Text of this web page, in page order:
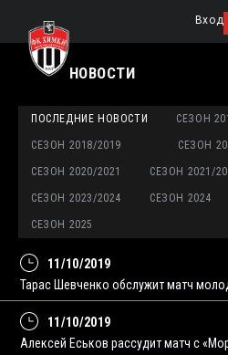
Вход
НОВОСТИ
ПОСЛЕДНИЕ НОВОСТИ СЕЗОН
СЕЗОН 2018/2019 СЕЗОН
СЕЗОН 2020/2021 СЕЗОН 2021/
СЕЗОН 2023/2024 СЕЗОН 2024
СЕЗОН 2025
11/10/2019
Тарас Шевченко обслужит матч
11/10/2019
Алексей Еськов рассудит матч с